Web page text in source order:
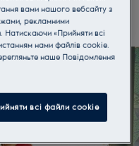
вами нашого вебсайту з
рекламними
Натискаючи «Прийняти всі
нами файлів cookie.
наше Пoвідомлення
всі файли сookie